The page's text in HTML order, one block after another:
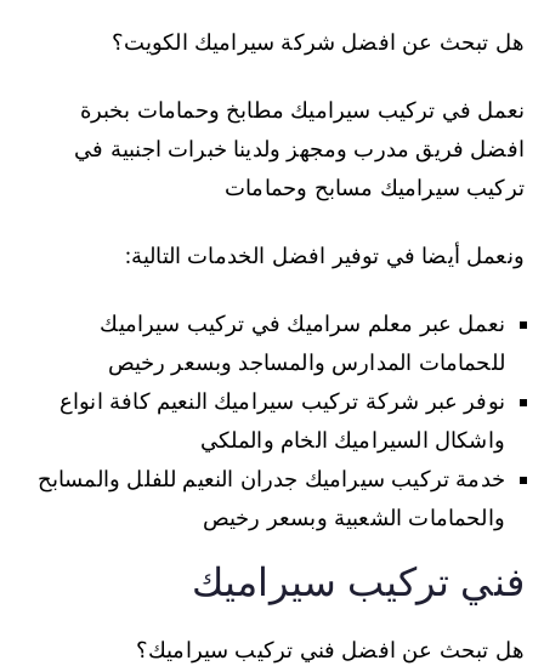
هل تبحث عن افضل شركة سيراميك الكويت؟
نعمل في تركيب سيراميك مطابخ وحمامات بخبرة
افضل فريق مدرب ومجهز ولدينا خبرات اجنبية في
تركيب سيراميك مسابح وحمامات
ونعمل أيضا في توفير افضل الخدمات التالية:
نعمل عبر معلم سراميك في تركيب سيراميك
للحمامات المدارس والمساجد وبسعر رخيص
نوفر عبر شركة تركيب سيراميك النعيم كافة انواع
واشكال السيراميك الخام والملكي
خدمة تركيب سيراميك جدران النعيم للفلل والمسابح
والحمامات الشعبية وبسعر رخيص
فني تركيب سيراميك
هل تبحث عن افضل فني تركيب سيراميك؟